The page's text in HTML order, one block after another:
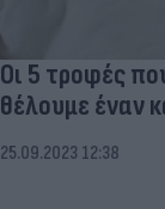
Οι 5 τροφές
θέλουμε έναν
25.09.2023 12:38